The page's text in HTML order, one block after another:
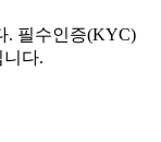
. 필수인증(KYC)
다.